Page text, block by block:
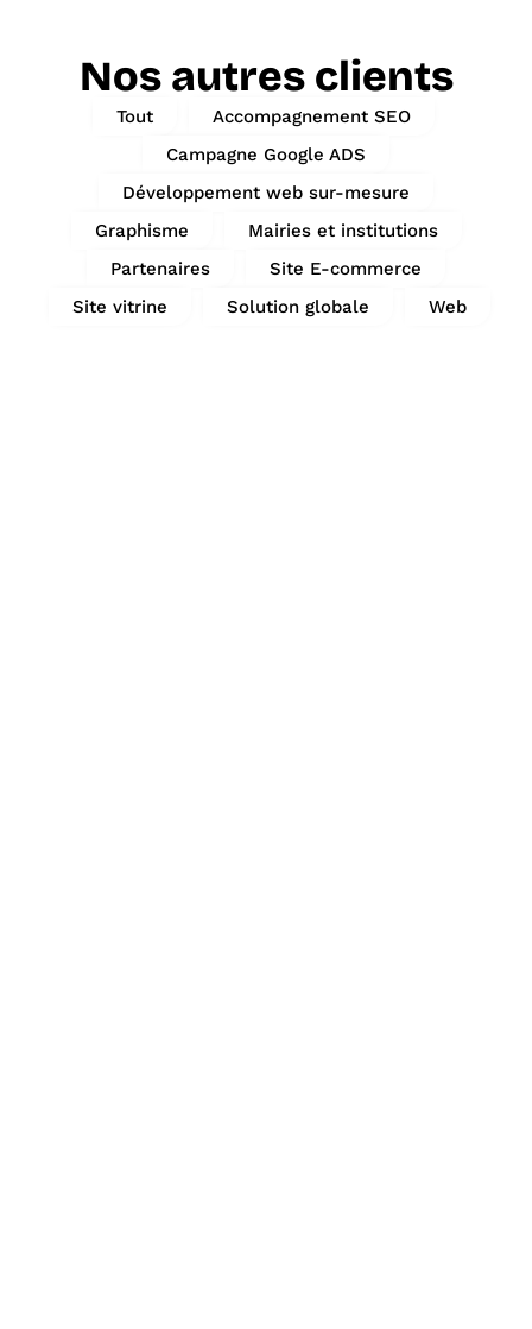
Nos autres clients
Tout
Accompagnement SEO
Campagne Google ADS
Développement web sur-mesure
Graphisme
Mairies et institutions
Partenaires
Site E-commerce
Site vitrine
Solution globale Web